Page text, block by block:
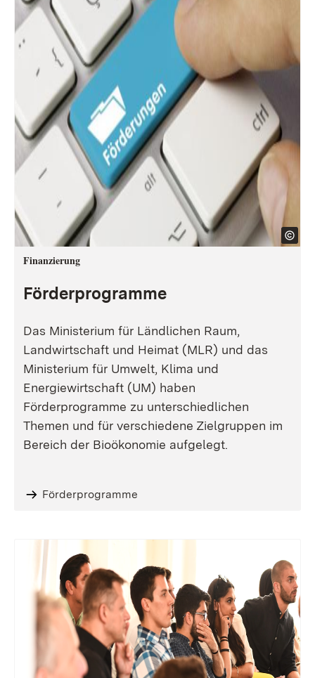
Finanzierung
Förderprogramme
Das Ministerium für Ländlichen Raum,
Landwirtschaft und Heimat (MLR) und das
Ministerium für Umwelt, Klima und
Energiewirtschaft (UM) haben
Förderprogramme zu unterschiedlichen
Themen und für verschiedene Zielgruppen im
Bereich der Bioökonomie aufgelegt.
Förderprogramme